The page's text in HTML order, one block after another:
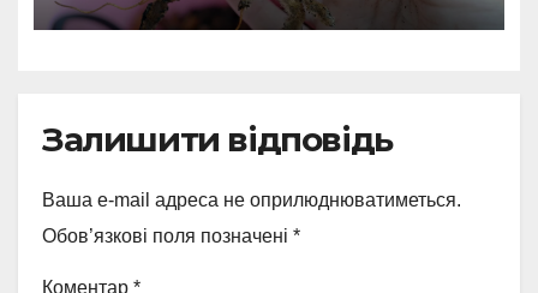
Залишити відповідь
Ваша e-mail адреса не оприлюднюватиметься.
Обов’язкові поля позначені *
Коментар *